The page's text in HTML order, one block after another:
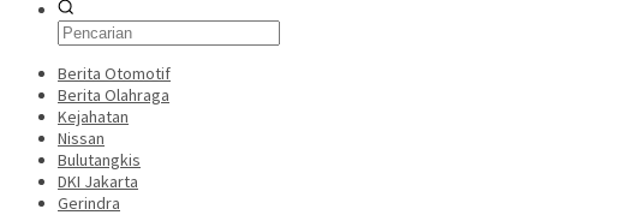
Berita Otomotif
Berita Olahraga
Kejahatan
Nissan
Bulutangkis
DKI Jakarta
Gerindra